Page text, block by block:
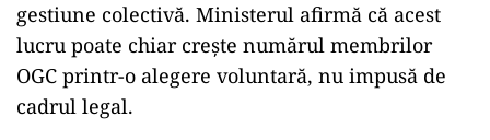
gestiune colectivă. Ministerul afirmă că acest
lucru poate chiar crește numărul membrilor
OGC printr-o alegere voluntară, nu impusă de
cadrul legal.